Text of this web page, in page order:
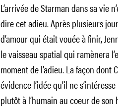
L’arrivée de Starman dans sa vie
dire cet adieu. Après plusieurs
d’amour qui était vouée à finir,
le vaisseau spatial qui ramènera
moment de l’adieu. La façon
évidence l’idée qu’il ne
plutôt à l’humain au coeur de son